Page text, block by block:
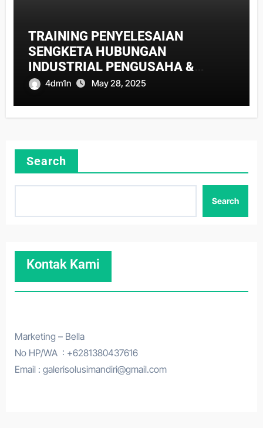
TRAINING PENYELESAIAN
SENGKETA HUBUNGAN
INDUSTRIAL PENGUSAHA &
PEKERJA
4dm1n May 28, 2025
Search
Search
Kontak Kami
Marketing – Bella
No HP/WA : +6281380437616
Email : galerisolusimandiri@gmail.com